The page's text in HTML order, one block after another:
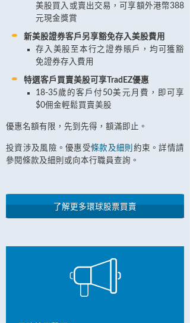
美股買入或賣出交易，可享額外港幣388
元現金獎賞
新美股證券客戶另享豁免存入美股費用
存入美股至本行之證券賬戶，均可獲豁
免證券存入費用
特選客戶買賣美股可享TradEZ優惠
18-35歲的客戶付50美元月費，即可享
$0佣金輕鬆買賣美股
優惠名額有限，先到先得，額滿即止。
投資涉及風險。優惠受條款及細則 約束。詳情請
參閱條款及細則或向本行職員查詢。
了解更多環球股票買賣